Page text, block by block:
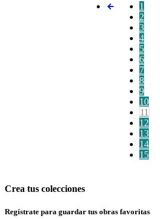
1
2
3
4
5
6
7
8
9
10
11
12
13
14
15
Crea tus colecciones
Regístrate para guardar tus obras favoritas